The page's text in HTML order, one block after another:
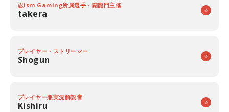
忍ism Gaming所属選手・闘龍門主催
takera
プレイヤー・ストリーマー
Shogun
プレイヤー兼実況解説者
Kishiru